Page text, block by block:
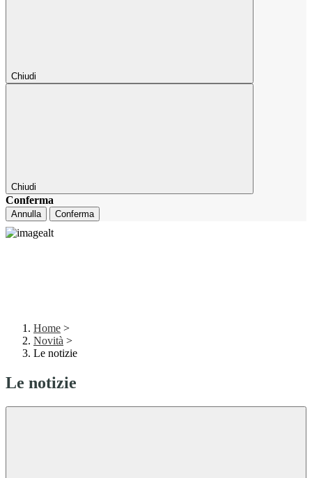
Chiudi
Chiudi
Conferma
Annulla Conferma
Home >
Novità >
Le notizie
Le notizie